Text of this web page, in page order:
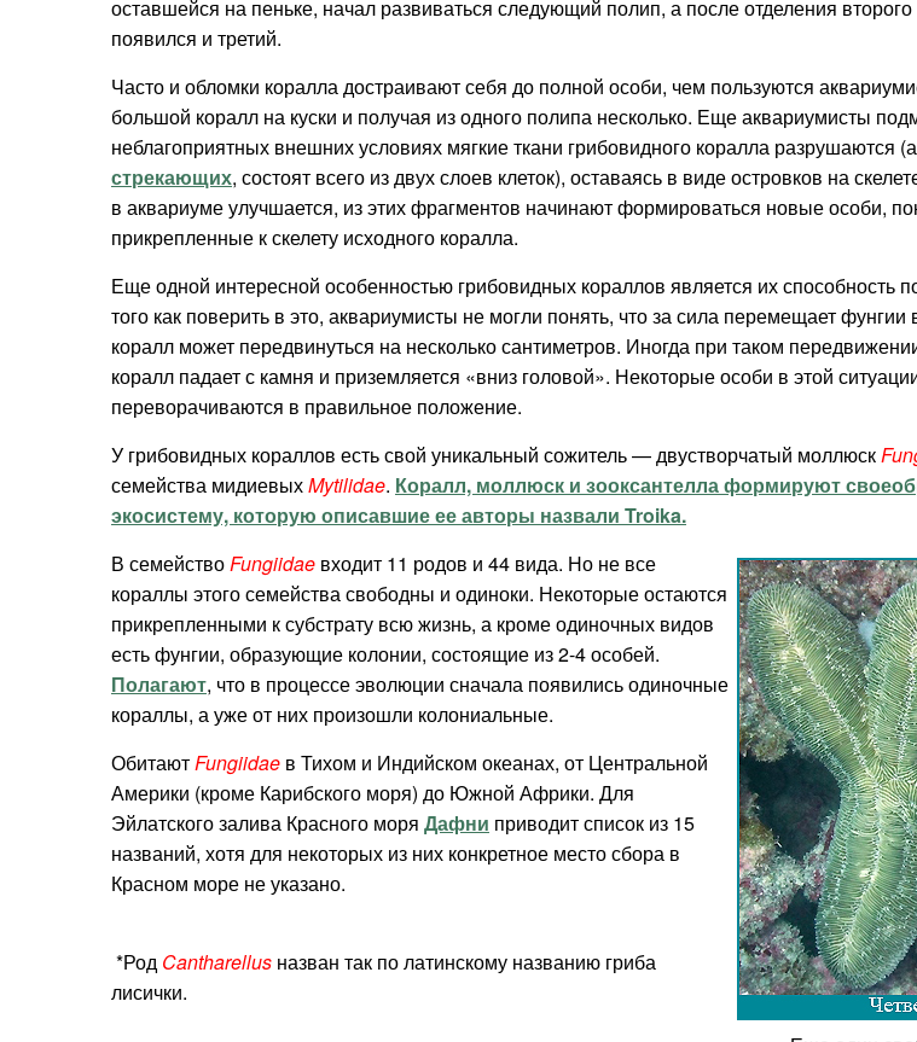
оставшейся на пеньке, начал развиваться следующий полип, а после отделения
появился и третий.
Часто и обломки коралла достраивают себя до полной особи, чем пользуются
большой коралл на куски и получая из одного полипа несколько. Еще аквариумисты
неблагоприятных внешних условиях мягкие ткани грибовидного коралла разрушаются
стрекающих, состоят всего из двух слоев клеток), оставаясь в виде островков на
в аквариуме улучшается, из этих фрагментов начинают формироваться новые особи,
прикрепленные к скелету исходного коралла.
Еще одной интересной особенностью грибовидных кораллов является их способность
того как поверить в это, аквариумисты не могли понять, что за сила перемещает фунгии
коралл может передвинуться на несколько сантиметров. Иногда при таком
коралл падает с камня и приземляется «вниз головой». Некоторые особи в этой
переворачиваются в правильное положение.
У грибовидных кораллов есть свой уникальный сожитель — двустворчатый моллюск
семейства мидиевыхMytilidae. Коралл, моллюск и зооксантелла формируют
экосистему, которую описавшие ее авторы назвали Troika.
В семействоFungiidae входит 11 родов и 44 вида. Но не все
кораллы этого семейства свободны и одиноки. Некоторые остаются
прикрепленными к субстрату всю жизнь, а кроме одиночных видов
есть фунгии, образующие колонии, состоящие из 2-4 особей.
Полагают, что в процессе эволюции сначала появились одиночные
кораллы, а уже от них произошли колониальные.
ОбитаютFungiidae в Тихом и Индийском океанах, от Центральной
Америки (кроме Карибского моря) до Южной Африки. Для
Эйлатского залива Красного моря Дафни приводит список из 15
названий, хотя для некоторых из них конкретное место сбора в
Красном море не указано.
*Род Cantharellus назван так по латинскому названию гриба
лисички.